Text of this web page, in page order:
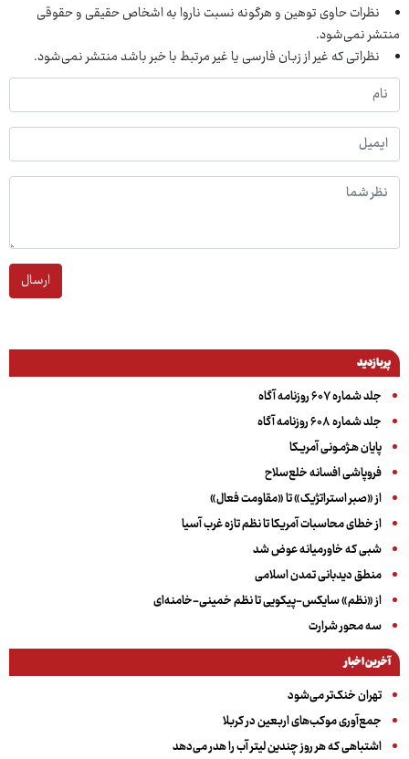
نظرات حاوی توهین و هرگونه نسبت ناروا به اشخاص حقیقی و حقوقی
منتشر نمی‌شود.
نظراتی که غیر از زبان فارسی یا غیر مرتبط با خبر باشد منتشر نمی‌شود.
ارسال
پربازدید
جلد شماره ۶۰۷ روزنامه آگاه
جلد شماره ۶۰۸ روزنامه آگاه
پایان هـژمـونی آمریـکا
فروپاشی افسانه خلع‌سلاح
از «صبر استراتژیک» تا «مقاومت فعال»
از خطای محاسبات آمریکا تا نظم تازه غرب آسیا
شبی که خاورمیانه عوض شد
منطق دیدبانی تمدن اسلامی
از «نظم» سایکس-پیکویی تا نظم خمینی-خامنه‌ای
سه‌ محور شرارت
آخرین اخبار
تهران خنک‌تر می‌شود
جمع‌آوری موکب‌های اربعین در کربلا
اشتباهی که هر روز چندین لیتر آب را هدر می‌دهد